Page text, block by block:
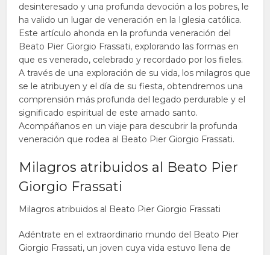
desinteresado y una profunda devoción a los pobres, le
ha valido un lugar de veneración en la Iglesia católica.
Este artículo ahonda en la profunda veneración del
Beato Pier Giorgio Frassati, explorando las formas en
que es venerado, celebrado y recordado por los fieles.
A través de una exploración de su vida, los milagros que
se le atribuyen y el día de su fiesta, obtendremos una
comprensión más profunda del legado perdurable y el
significado espiritual de este amado santo.
Acompáñanos en un viaje para descubrir la profunda
veneración que rodea al Beato Pier Giorgio Frassati.
Milagros atribuidos al Beato Pier
Giorgio Frassati
Milagros atribuidos al Beato Pier Giorgio Frassati
Adéntrate en el extraordinario mundo del Beato Pier
Giorgio Frassati, un joven cuya vida estuvo llena de